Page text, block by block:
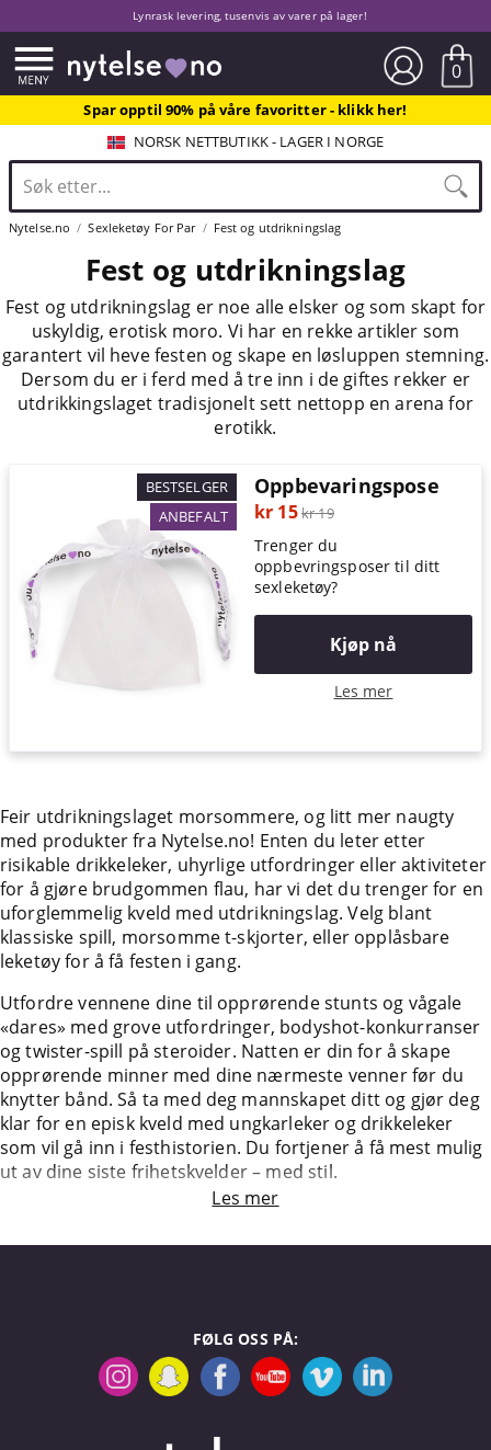
Lynrask levering, tusenvis av varer på lager!
0
Spar opptil 90% på våre favoritter - klikk her!
NORSK NETTBUTIKK - LAGER I NORGE
Nytelse.no Sexleketøy For Par Fest og utdrikningslag
Fest og utdrikningslag
Fest og utdrikningslag er noe alle elsker og som skapt for
uskyldig, erotisk moro. Vi har en rekke artikler som
garantert vil heve festen og skape en løsluppen stemning.
Dersom du er i ferd med å tre inn i de giftes rekker er
utdrikkingslaget tradisjonelt sett nettopp en arena for
erotikk.
BESTSELGER
ANBEFALT
Oppbevaringspose
kr 15kr 19
Trenger du
oppbevringsposer til ditt
sexleketøy?
Kjøp nå
Les mer
Feir utdrikningslaget morsommere, og litt mer naugty
med produkter fra Nytelse.no! Enten du leter etter
risikable drikkeleker, uhyrlige utfordringer eller aktiviteter
for å gjøre brudgommen flau, har vi det du trenger for en
uforglemmelig kveld med utdrikningslag. Velg blant
klassiske spill, morsomme t-skjorter, eller opplåsbare
leketøy for å få festen i gang.
Utfordre vennene dine til opprørende stunts og vågale
«dares» med grove utfordringer, bodyshot-konkurranser
og twister-spill på steroider. Natten er din for å skape
opprørende minner med dine nærmeste venner før du
knytter bånd. Så ta med deg mannskapet ditt og gjør deg
klar for en episk kveld med ungkarleker og drikkeleker
som vil gå inn i festhistorien. Du fortjener å få mest mulig
ut av dine siste frihetskvelder – med stil.
Les mer
FØLG OSS PÅ: